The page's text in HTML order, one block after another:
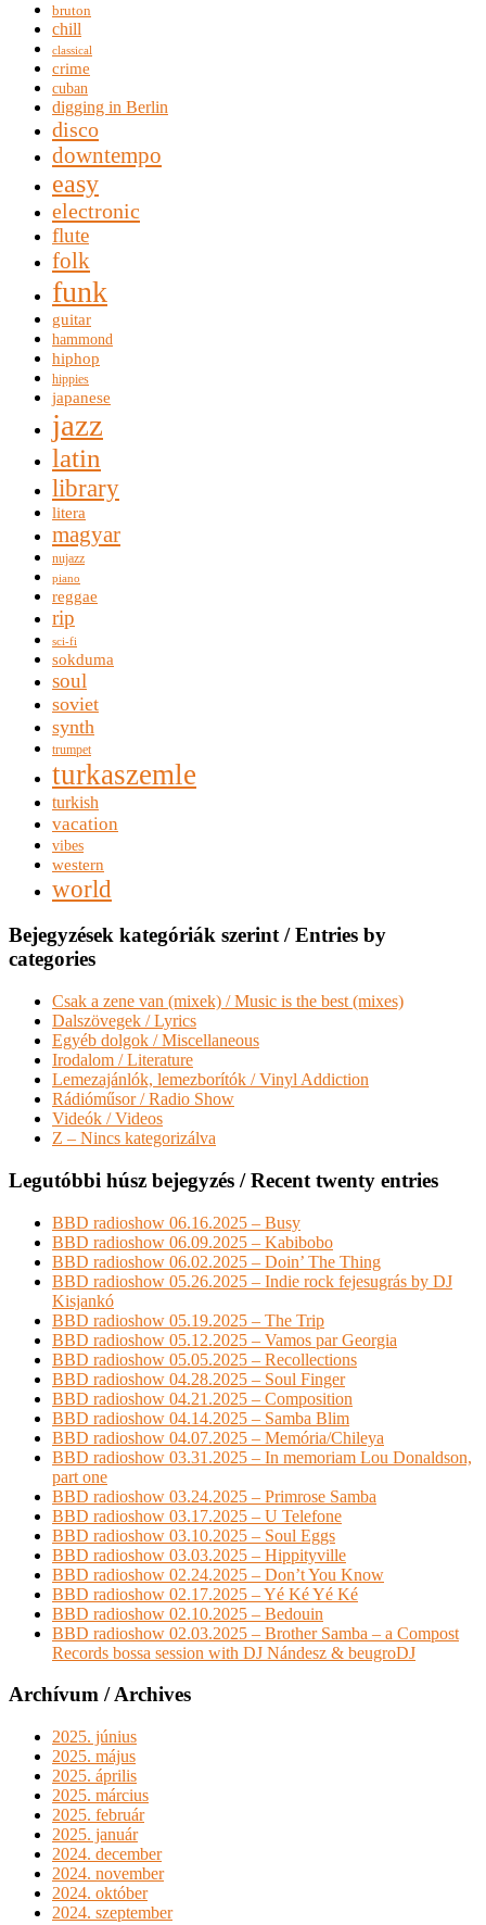
bruton
chill
classical
crime
cuban
digging in Berlin
disco
downtempo
easy
electronic
flute
folk
funk
guitar
hammond
hiphop
hippies
japanese
jazz
latin
library
litera
magyar
nujazz
piano
reggae
rip
sci-fi
sokduma
soul
soviet
synth
trumpet
turkaszemle
turkish
vacation
vibes
western
world
Bejegyzések kategóriák szerint / Entries by
categories
Csak a zene van (mixek) / Music is the best (mixes)
Dalszövegek / Lyrics
Egyéb dolgok / Miscellaneous
Irodalom / Literature
Lemezajánlók, lemezborítók / Vinyl Addiction
Rádióműsor / Radio Show
Videók / Videos
Z – Nincs kategorizálva
Legutóbbi húsz bejegyzés / Recent twenty entries
BBD radioshow 06.16.2025 – Busy
BBD radioshow 06.09.2025 – Kabibobo
BBD radioshow 06.02.2025 – Doin’ The Thing
BBD radioshow 05.26.2025 – Indie rock fejesugrás by DJ
Kisjankó
BBD radioshow 05.19.2025 – The Trip
BBD radioshow 05.12.2025 – Vamos par Georgia
BBD radioshow 05.05.2025 – Recollections
BBD radioshow 04.28.2025 – Soul Finger
BBD radioshow 04.21.2025 – Composition
BBD radioshow 04.14.2025 – Samba Blim
BBD radioshow 04.07.2025 – Memória/Chileya
BBD radioshow 03.31.2025 – In memoriam Lou Donaldson,
part one
BBD radioshow 03.24.2025 – Primrose Samba
BBD radioshow 03.17.2025 – U Telefone
BBD radioshow 03.10.2025 – Soul Eggs
BBD radioshow 03.03.2025 – Hippityville
BBD radioshow 02.24.2025 – Don’t You Know
BBD radioshow 02.17.2025 – Yé Ké Yé Ké
BBD radioshow 02.10.2025 – Bedouin
BBD radioshow 02.03.2025 – Brother Samba – a Compost
Records bossa session with DJ Nándesz & beugroDJ
Archívum / Archives
2025. június
2025. május
2025. április
2025. március
2025. február
2025. január
2024. december
2024. november
2024. október
2024. szeptember